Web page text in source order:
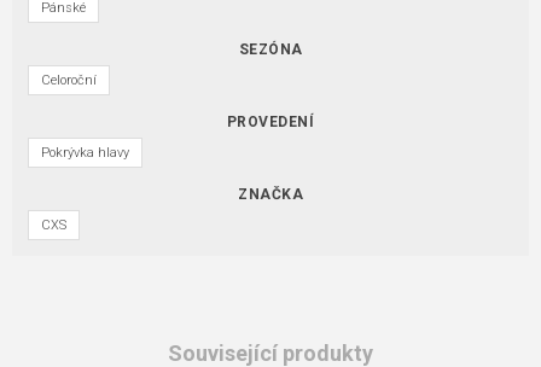
Pánské
SEZÓNA
Celoroční
PROVEDENÍ
Pokrývka hlavy
ZNAČKA
CXS
Související produkty